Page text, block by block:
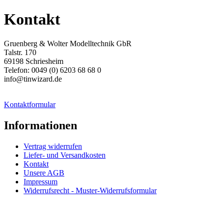
Kontakt
Gruenberg & Wolter Modelltechnik GbR
Talstr. 170
69198 Schriesheim
Telefon: 0049 (0) 6203 68 68 0
info@tinwizard.de
Kontaktformular
Informationen
Vertrag widerrufen
Liefer- und Versandkosten
Kontakt
Unsere AGB
Impressum
Widerrufsrecht - Muster-Widerrufsformular